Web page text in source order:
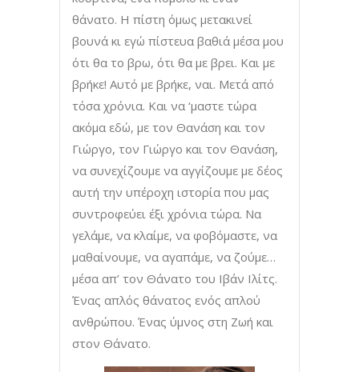
θάνατο. Η πίστη όμως μετακινεί
βουνά κι εγώ πίστευα βαθιά μέσα μου
ότι θα το βρω, ότι θα με βρει. Και με
βρήκε! Αυτό με βρήκε, ναι. Μετά από
τόσα χρόνια. Και να ‘μαστε τώρα
ακόμα εδώ, με τον Θανάση και τον
Γιώργο, τον Γιώργο και τον Θανάση,
να συνεχίζουμε να αγγίζουμε με δέος
αυτή την υπέροχη ιστορία που μας
συντροφεύει έξι χρόνια τώρα. Να
γελάμε, να κλαίμε, να φοβόμαστε, να
μαθαίνουμε, να αγαπάμε, να ζούμε…
μέσα απ’ τον Θάνατο του Ιβάν Ιλίτς.
Ένας απλός θάνατος ενός απλού
ανθρώπου. Ένας ύμνος στη Ζωή και
στον Θάνατο.